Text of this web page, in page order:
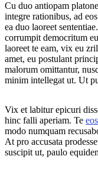
Cu duo antiopam
integre rationibus, ad
ea duo laoreet
corrumpit democritum
laoreet te eam, vix eu
amet, eu postulant
malorum omittantur,
minim intellegat ut. Ut
Vix et labitur epicuri
hinc falli aperiam. Te
modo numquam
At pro accusata
suscipit ut, paulo